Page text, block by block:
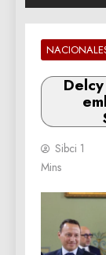
Sibci 1
Mins